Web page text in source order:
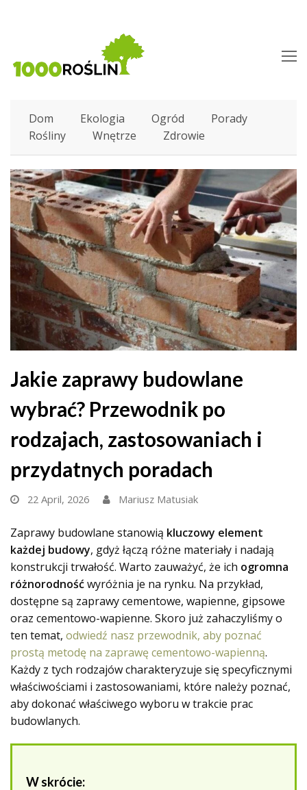
Dom Ekologia Ogród
Porady
Rośliny
Wnętrze Zdrowie
Jakie zaprawy budowlane
wybrać? Przewodnik po
rodzajach, zastosowaniach i
przydatnych poradach
22 April, 2026 Mariusz Matusiak
Zaprawy budowlane stanowią kluczowy element
każdej budowy, gdyż łączą różne materiały i nadają
konstrukcji trwałość. Warto zauważyć, że ich ogromna
różnorodnośćwyróżnia je na rynku. Na przykład,
dostępne są zaprawy cementowe, wapienne, gipsowe
oraz cementowo-wapienne. Skoro już zahaczyliśmy o
ten temat, odwiedź nasz przewodnik, aby poznać
prostą metodę na zaprawę cementowo-wapienną.
Każdy z tych rodzajów charakteryzuje się specyficznymi
właściwościami i zastosowaniami, które należy poznać,
aby dokonać właściwego wyboru w trakcie prac
budowlanych.
W skrócie: